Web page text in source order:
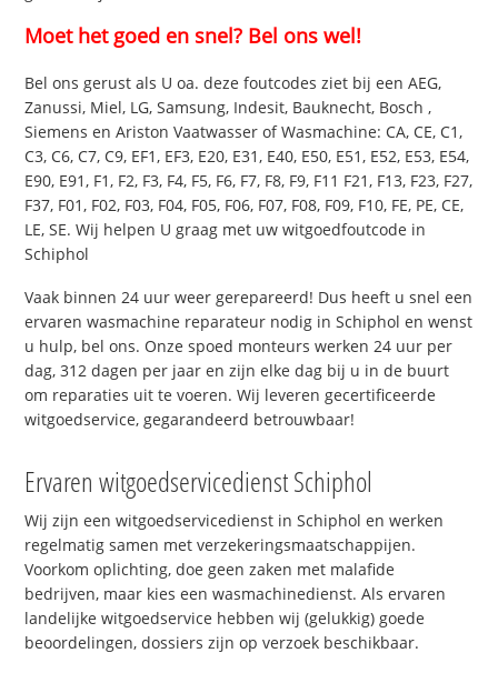
Moet het goed en snel? Bel ons wel!
Bel ons gerust als U oa. deze foutcodes ziet bij een AEG,
Zanussi, Miel, LG, Samsung, Indesit, Bauknecht, Bosch ,
Siemens en Ariston Vaatwasser of Wasmachine: CA, CE, C1,
C3, C6, C7, C9, EF1, EF3, E20, E31, E40, E50, E51, E52, E53, E54,
E90, E91, F1, F2, F3, F4, F5, F6, F7, F8, F9, F11 F21, F13, F23, F27,
F37, F01, F02, F03, F04, F05, F06, F07, F08, F09, F10, FE, PE, CE,
LE, SE. Wij helpen U graag met uw witgoedfoutcode in
Schiphol
Vaak binnen 24 uur weer gerepareerd! Dus heeft u snel een
ervaren wasmachine reparateur nodig in Schiphol en wenst
u hulp, bel ons. Onze spoed monteurs werken 24 uur per
dag, 312 dagen per jaar en zijn elke dag bij u in de buurt
om reparaties uit te voeren. Wij leveren gecertificeerde
witgoedservice, gegarandeerd betrouwbaar!
Ervaren witgoedservicedienst Schiphol
Wij zijn een witgoedservicedienst in Schiphol en werken
regelmatig samen met verzekeringsmaatschappijen.
Voorkom oplichting, doe geen zaken met malafide
bedrijven, maar kies een wasmachinedienst. Als ervaren
landelijke witgoedservice hebben wij (gelukkig) goede
beoordelingen, dossiers zijn op verzoek beschikbaar.